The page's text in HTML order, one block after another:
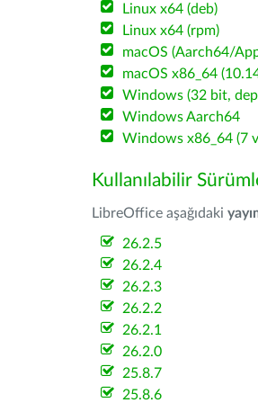
Linux x64 (deb)
Linux x64 (rpm)
macOS (Aarch64/
macOS x86_64
Windows (32 bit,
Windows Aarch64
Windows x86_64 (7
Kullanılabilir
LibreOffice aşağıdaki
26.2.5
26.2.4
26.2.3
26.2.2
26.2.1
26.2.0
25.8.7
25.8.6